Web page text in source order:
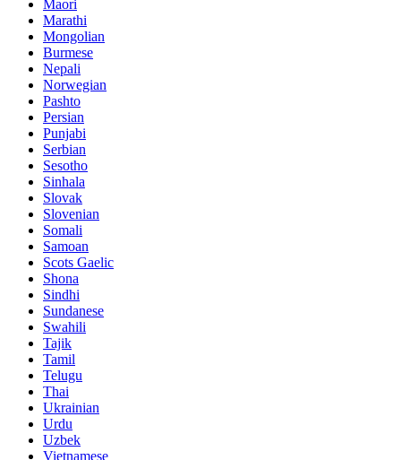
Maori
Marathi
Mongolian
Burmese
Nepali
Norwegian
Pashto
Persian
Punjabi
Serbian
Sesotho
Sinhala
Slovak
Slovenian
Somali
Samoan
Scots Gaelic
Shona
Sindhi
Sundanese
Swahili
Tajik
Tamil
Telugu
Thai
Ukrainian
Urdu
Uzbek
Vietnamese